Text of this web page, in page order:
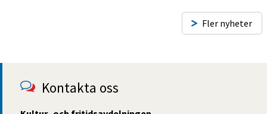
Fler nyheter
Kontakta oss